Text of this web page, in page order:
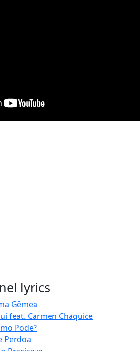
lyrics
Gêmea
feat. Carmen Chaquice
Pode?
Perdoa